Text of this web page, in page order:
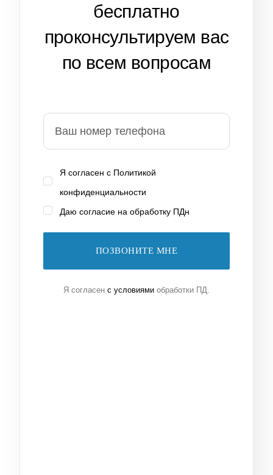
бесплатно
проконсультируем вас
по всем вопросам
Я согласен с Политикой
конфиденциальности
Даю согласие на обработку ПДн
ПОЗВОНИТЕ МНЕ
Я согласен с условиями обработки ПД.